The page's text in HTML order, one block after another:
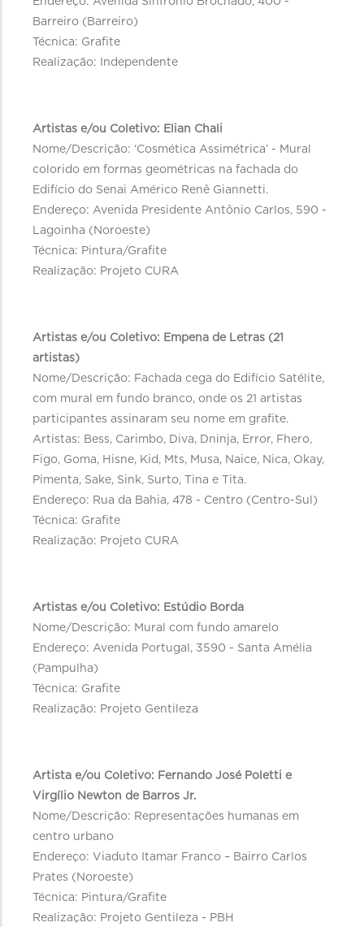
Barreiro (Barreiro)
Técnica: Grafite
Realização: Independente
Artistas e/ou Coletivo: Elian Chali
Nome/Descrição: ‘Cosmética Assimétrica’ - Mural
colorido em formas geométricas na fachada do
Edifício do Senai Américo Renê Giannetti.
Endereço: Avenida Presidente Antônio Carlos, 590 -
Lagoinha (Noroeste)
Técnica: Pintura/Grafite
Realização: Projeto CURA
Artistas e/ou Coletivo: Empena de Letras (21
artistas)
Nome/Descrição: Fachada cega do Edifício Satélite,
com mural em fundo branco, onde os 21 artistas
participantes assinaram seu nome em grafite.
Artistas: Bess, Carimbo, Diva, Dninja, Error, Fhero,
Figo, Goma, Hisne, Kid, Mts, Musa, Naice, Nica, Okay,
Pimenta, Sake, Sink, Surto, Tina e Tita.
Endereço: Rua da Bahia, 478 - Centro (Centro-Sul)
Técnica: Grafite
Realização: Projeto CURA
Artistas e/ou Coletivo: Estúdio Borda
Nome/Descrição: Mural com fundo amarelo
Endereço: Avenida Portugal, 3590 - Santa Amélia
(Pampulha)
Técnica: Grafite
Realização: Projeto Gentileza
Artista e/ou Coletivo: Fernando José Poletti e
Virgílio Newton de Barros Jr.
Nome/Descrição: Representações humanas em
centro urbano
Endereço: Viaduto Itamar Franco – Bairro Carlos
Prates (Noroeste)
Técnica: Pintura/Grafite
Realização: Projeto Gentileza - PBH